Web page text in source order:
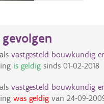
vastgesteld bouwkundig
is geldigsinds 01-02-2018
vastgesteld bouwkundig
was geldigvan 24-09-